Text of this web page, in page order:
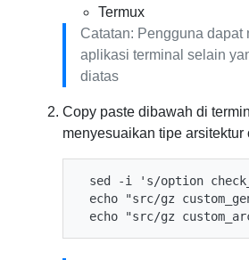
Termux
Catatan: Pengguna dapat
aplikasi terminal selain
diatas
Copy paste dibawah di
menyesuaikan tipe arsitektur
sed -i 's/option
echo "src/gz